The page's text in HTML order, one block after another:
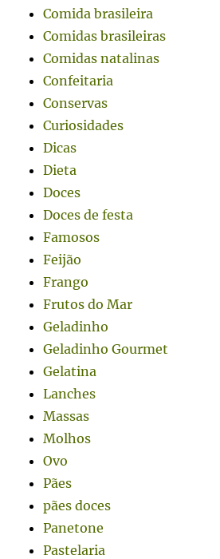
Comida brasileira
Comidas brasileiras
Comidas natalinas
Confeitaria
Conservas
Curiosidades
Dicas
Dieta
Doces
Doces de festa
Famosos
Feijão
Frango
Frutos do Mar
Geladinho
Geladinho Gourmet
Gelatina
Lanches
Massas
Molhos
Ovo
Pães
pães doces
Panetone
Pastelaria